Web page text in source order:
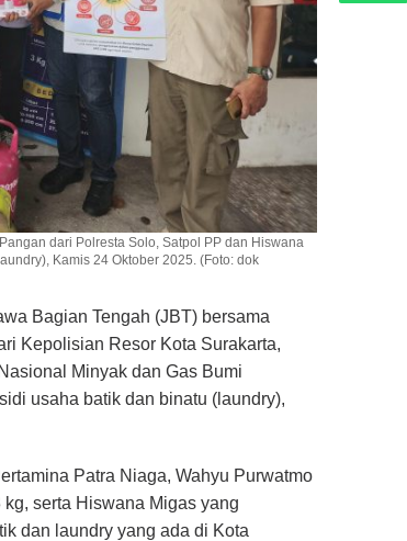
dari Polresta Solo, Satpol PP dan Hiswana
Kamis 24 Oktober 2025. (Foto: dok
Bagian Tengah (JBT) bersama
Kepolisian Resor Kota Surakarta,
Minyak dan Gas Bumi
usaha batik dan binatu (laundry),
Patra Niaga, Wahyu Purwatmo
serta Hiswana Migas yang
dan laundry yang ada di Kota